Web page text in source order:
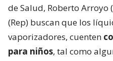
de Salud, Roberto Arroyo
(Rep) buscan que los
vaporizadores, cuenten
para niños, tal como